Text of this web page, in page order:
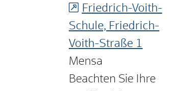
Friedrich-Voith-
Schule, Friedrich-
Voith-Straße 1
Mensa
Beachten Sie Ihre